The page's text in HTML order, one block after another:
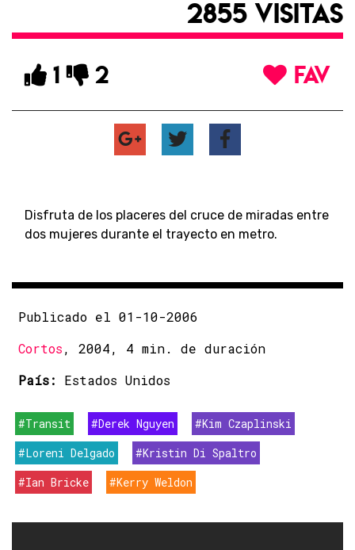
2855 VISITAS
1 2 FAV
Disfruta de los placeres del cruce de miradas entre
dos mujeres durante el trayecto en metro.
Publicado el 01-10-2006
Cortos, 2004, 4 min. de duración
País: Estados Unidos
#Transit #Derek Nguyen
#Kim Czaplinski
#Loreni Delgado
#Kristin Di Spaltro
#Ian Bricke
#Kerry Weldon